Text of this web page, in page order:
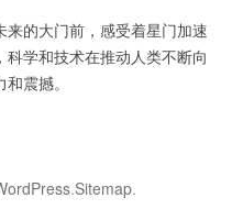
的大门前，感受着星门加速
学和技术在推动人类不断向
震撼。
.Sitemap.